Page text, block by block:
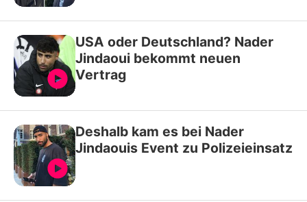
USA oder Deutschland? Nader
Jindaoui bekommt neuen
Vertrag
Deshalb kam es bei Nader
Jindaouis Event zu Polizeieinsatz